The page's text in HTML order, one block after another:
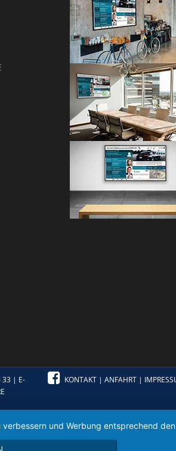
KONTAKT | ANFAHRT |
33 | E-
und Werbung entsprechend